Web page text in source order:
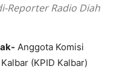
Reporter Radio Diah
Anggota Komisi
(KPID Kalbar)